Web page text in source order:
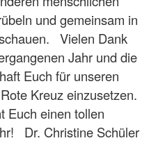
und gemeinsam in
Vielen Dank
Jahr und die
Euch für unseren
Kreuz einzusetzen.
Euch einen tollen
Dr. Christine Schüler